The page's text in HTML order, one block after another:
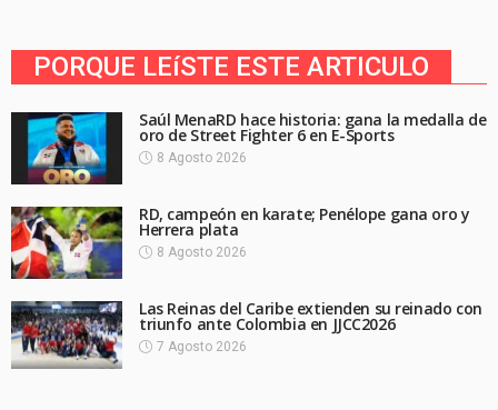
PORQUE LEíSTE ESTE ARTICULO
Saúl MenaRD hace historia: gana la medalla de
oro de Street Fighter 6 en E-Sports
8 Agosto 2026
RD, campeón en karate; Penélope gana oro y
Herrera plata
8 Agosto 2026
Las Reinas del Caribe extienden su reinado con
triunfo ante Colombia en JJCC2026
7 Agosto 2026